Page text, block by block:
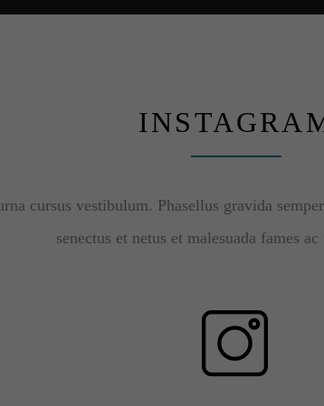
cursus vestibulum. Phasellus gravida
senectus et netus et malesuada fames ac